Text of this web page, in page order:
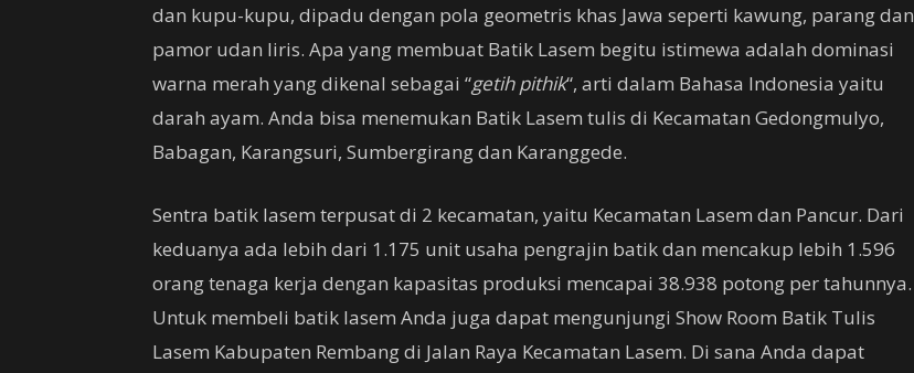
dan kupu-kupu, dipadu dengan pola geometris khas Jawa seperti kawung, parang dan
pamor udan liris. Apa yang membuat Batik Lasem begitu istimewa adalah dominasi
warna merah yang dikenal sebagai “getih pithik“, arti dalam Bahasa Indonesia yaitu
darah ayam. Anda bisa menemukan Batik Lasem tulis di Kecamatan Gedongmulyo,
Babagan, Karangsuri, Sumbergirang dan Karanggede.
Sentra batik lasem terpusat di 2 kecamatan, yaitu Kecamatan Lasem dan Pancur. Dari
keduanya ada lebih dari 1.175 unit usaha pengrajin batik dan mencakup lebih 1.596
orang tenaga kerja dengan kapasitas produksi mencapai 38.938 potong per tahunnya.
Untuk membeli batik lasem Anda juga dapat mengunjungi Show Room Batik Tulis
Lasem Kabupaten Rembang di Jalan Raya Kecamatan Lasem. Di sana Anda dapat